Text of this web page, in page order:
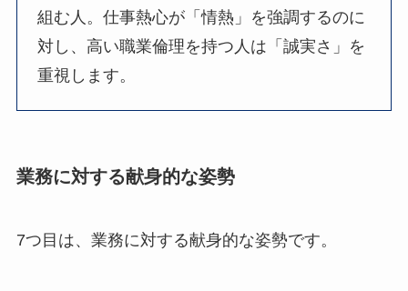
組む人。仕事熱心が「情熱」を強調するのに
対し、高い職業倫理を持つ人は「誠実さ」を
重視します。
業務に対する献身的な姿勢
7つ目は、業務に対する献身的な姿勢です。